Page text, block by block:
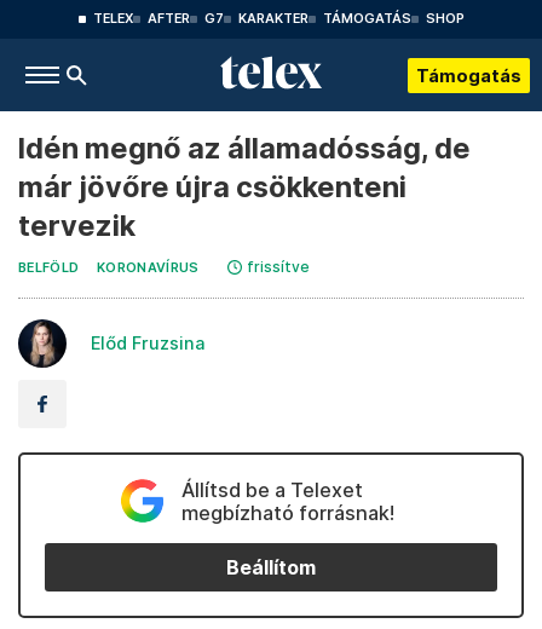
TELEX AFTER G7 KARAKTER TÁMOGATÁS SHOP
Támogatás
Idén megnő az államadósság, de
már jövőre újra csökkenteni
tervezik
BELFÖLD KORONAVÍRUS frissítve
Előd Fruzsina
Állítsd be a Telexet
megbízható forrásnak!
Beállítom